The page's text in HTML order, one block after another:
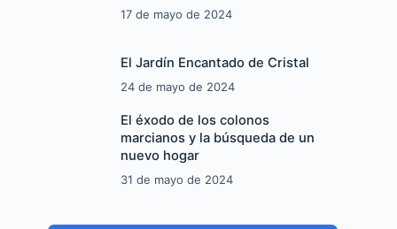
17 de mayo de 2024
El Jardín Encantado de Cristal
24 de mayo de 2024
El éxodo de los colonos
marcianos y la búsqueda de un
nuevo hogar
31 de mayo de 2024